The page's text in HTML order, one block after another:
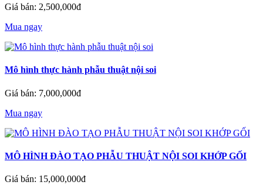
Giá bán: 2,500,000đ
Mua ngay
Mô hình thực hành phẫu thuật nội soi
Giá bán: 7,000,000đ
Mua ngay
MÔ HÌNH ĐÀO TẠO PHẪU THUẬT NỘI SOI KHỚP GỐI
Giá bán: 15,000,000đ